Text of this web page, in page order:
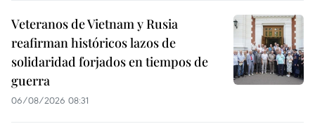
Veteranos de Vietnam y Rusia
reafirman históricos lazos de
solidaridad forjados en tiempos de
guerra
06/08/2026 08:31